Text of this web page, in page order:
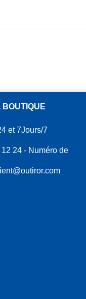
BOUTIQUE
et 7Jours/7
24 - Numéro de